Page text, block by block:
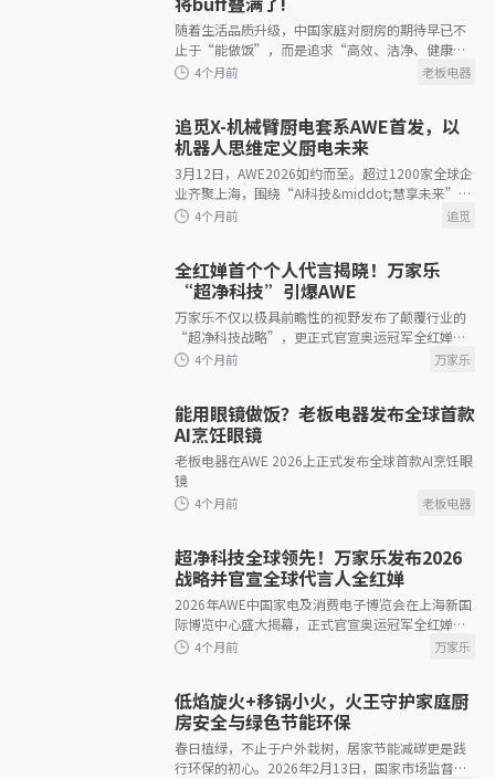
4个月前
4个月前
随着生活品质升级，中国家庭对厨房的期待早已不
止于“能做饭”，而是追求“高效、洁净、健康”
的一站式体验。作为解放双手的核心厨电，洗碗机
追觅X-机械臂厨电套系AWE首发，以
机器人思维定义厨电未来
3月12日，AWE2026如约而至。超过1200家全球企
业齐聚上海，围绕“AI科技&middot;慧享未来”的
主题，共同描绘着智能生活的未来图景。而在今
全红婵首个个人代言揭晓！万家乐
“超净科技”引爆AWE
万家乐不仅以极具前瞻性的视野发布了颠覆行业的
“超净科技战略”，更正式官宣奥运冠军全红婵出
任“万家乐品牌全球代言人
能用眼镜做饭？老板电器发布全球首款
AI烹饪眼镜
老板电器在AWE 2026上正式发布全球首款AI烹饪眼
镜
超净科技全球领先！万家乐发布2026
战略并官宣全球代言人全红婵
2026年AWE中国家电及消费电子博览会在上海新国
际博览中心盛大揭幕，正式官宣奥运冠军全红婵出
任“万家乐品牌全球代言人
低焰旋火+移锅小火，火王守护家庭厨
房安全与绿色节能环保
春日植绿，不止于户外栽树，居家节能减碳更是践
行环保的初心。2026年2月13日，国家市场监督管